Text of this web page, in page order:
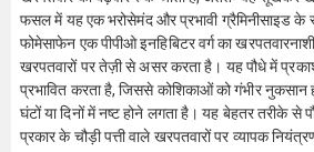
फसल में यह एक भरोसेमंद और प्रभावी ग्रैमिनीसाइड के
फोमेसाफेन एक पीपीओ इनहिबिटर वर्ग का खरपतवारनाशी
खरपतवारों पर तेज़ी से असर करता है। यह पौधे में
प्रभावित करता है, जिससे कोशिकाओं को गंभीर नुकसान
घंटों या दिनों में नष्ट होने लगता है। यह बेहतर तरीके से
प्रकार के चौड़ी पत्ती वाले खरपतवारों पर व्यापक